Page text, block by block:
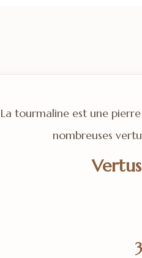
La tourmaline est une
nombreuses